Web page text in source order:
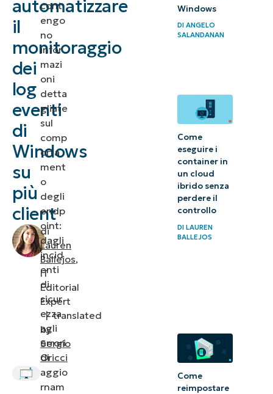
automatizzare
il
monitoraggio
dei
log
eventi
di
Windows
su
più
client
di
Lauren
Ballejos,
IT
Editorial
Expert
|translated
by
Sergio
Oricci
Windows
Utilizzo di
Visualizzatore
di
Metodo 2:
Utilizzare
per il
monitoraggio
e la risposta
cont
engo
no
infor
mazi
oni
detta
gliate
sul
comp
orta
ment
o
degli
endp
oint:
dagli
incid
enti
di
sicur
ezza
agli
errori
di
aggio
rnam
Windows
DIANGELO
SALANDANAN
Come
eseguire i
container in
un cloud
ibrido senza
perdere il
controllo
DILAUREN
BALLEJOS
Come
reimpostare